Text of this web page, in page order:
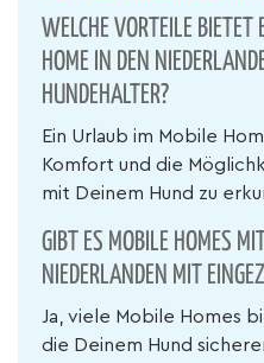
WELCHE VORTEILE
HOME IN DEN
HUNDEHALTER?
Ein Urlaub im Mobile
Komfort und die
mit Deinem Hund zu
GIBT ES MOBILE HOMES
NIEDERLANDEN MIT
Ja, viele Mobile Homes
die Deinem Hund